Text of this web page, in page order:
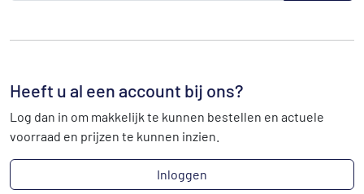
Heeft u al een account bij ons?
Log dan in om makkelijk te kunnen bestellen en actuele
voorraad en prijzen te kunnen inzien.
Inloggen